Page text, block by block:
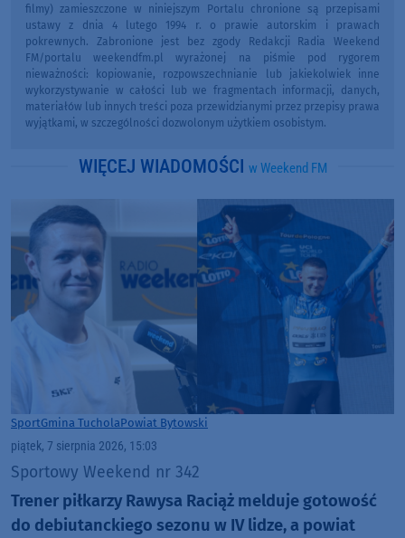
filmy) zamieszczone w niniejszym Portalu chronione są przepisami
ustawy z dnia 4 lutego 1994 r. o prawie autorskim i prawach
pokrewnych. Zabronione jest bez zgody Redakcji Radia Weekend
FM/portalu weekendfm.pl wyrażonej na piśmie pod rygorem
nieważności: kopiowanie, rozpowszechnianie lub jakiekolwiek inne
wykorzystywanie w całości lub we fragmentach informacji, danych,
materiałów lub innych treści poza przewidzianymi przez przepisy prawa
wyjątkami, w szczególności dozwolonym użytkiem osobistym.
WIĘCEJ WIADOMOŚCI w Weekend FM
SportGmina TucholaPowiat Bytowski
piątek, 7 sierpnia 2026, 15:03
Sportowy Weekend nr 342
Trener piłkarzy Rawysa Raciąż melduje gotowość
do debiutanckiego sezonu w IV lidze, a powiat